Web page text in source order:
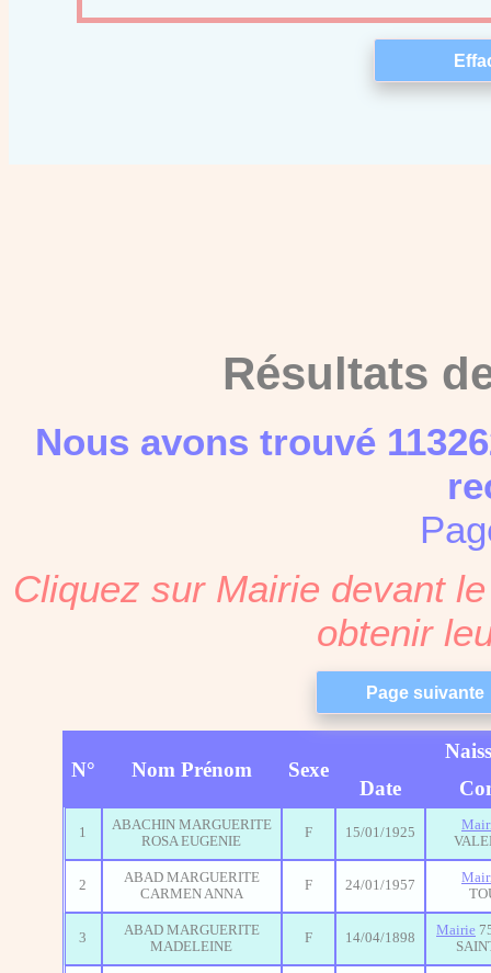
Résultats
Nous avons trouvé
Cliquez sur Mairie devant
obtenir
N° Nom Prénom Sexe
Date
1
ABACHIN MARGUERITE
ROSA EUGENIE
F 15/01/1925
2
ABAD MARGUERITE
CARMEN ANNA
F 24/01/1957
3
ABAD MARGUERITE
MADELEINE
F 14/04/1898 Mairie